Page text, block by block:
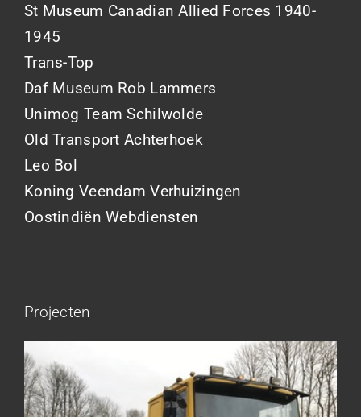
St Museum Canadian Allied Forces 1940-
1945
Trans-Top
Daf Museum Rob Lammers
Unimog Team Schilwolde
Old Transport Achterhoek
Leo Bol
Koning Veendam Verhuizingen
Oostindiën Webdiensten
Projecten